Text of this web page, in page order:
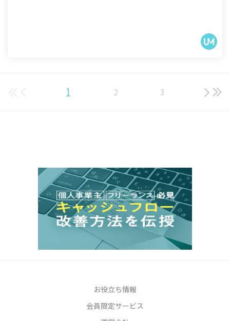
1 2 3
お役立ち情報
会員限定サービス